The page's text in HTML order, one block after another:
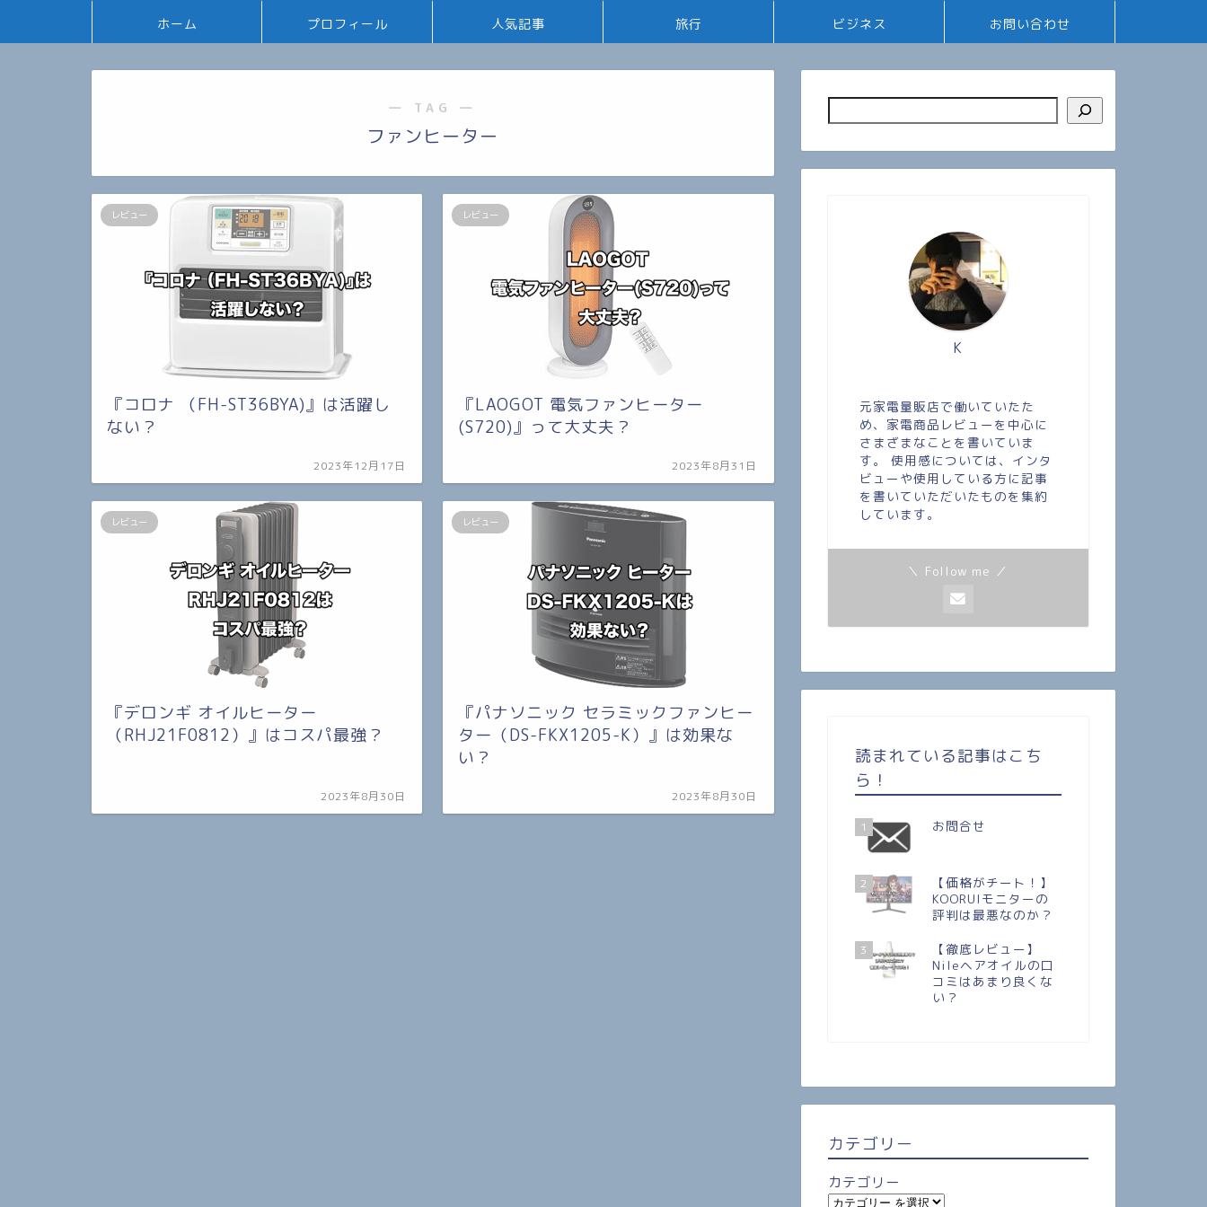
ホーム プロフィール 人気記事 旅行 ビジネス お問い合わせ
― TAG ―
ファンヒーター
レビュー
『コロナ （FH-ST36BYA)』は活躍し
ない？
2023年12月17日
レビュー
『LAOGOT 電気ファンヒーター
(S720)』って大丈夫？
2023年8月31日
レビュー
『デロンギ オイルヒーター
（RHJ21F0812）』はコスパ最強？
2023年8月30日
レビュー
『パナソニック セラミックファンヒー
ター（DS-FKX1205-K）』は効果な
い？
2023年8月30日
K
元家電量販店で働いていたた
め、家電商品レビューを中心に
さまざまなことを書いていま
す。 使用感については、インタ
ビューや使用している方に記事
を書いていただいたものを集約
しています。
＼ Follow me ／
読まれている記事はこち
ら！
1 お問合せ
2
【価格がチート！】
KOORUIモニターの
評判は最悪なのか？
3
【徹底レビュー】
Nileヘアオイルの口
コミはあまり良くな
い？
カテゴリー
カテゴリー